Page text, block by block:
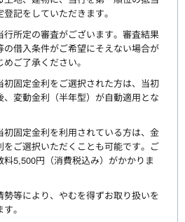
記をしていただきます。
行所定の審査がございます。審査結果
の借入条件がご希望にそえない場合が
ご了承ください。
固定金利をご選択された方は、当初
変動金利（半年型）が自動適用とな
固定金利を利用されている方は、金
ご選択いただくことも可能です。ご
5,500円（消費税込み）がかかりま
等により、やむを得ずお取り扱いを
。